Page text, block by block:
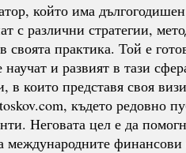
който има
с различни стратегии,
практика. Той е
и развият в тази
които представя своя
където редовно
Неговата цел е да
международните финансови